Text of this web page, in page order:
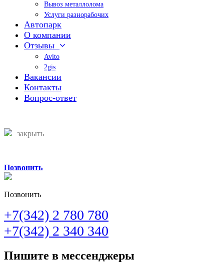
Вывоз металлолома
Услуги разнорабочих
Автопарк
О компании
Отзывы
Avito
2gis
Вакансии
Контакты
Вопрос-ответ
закрыть
Позвонить
Позвонить
+7(342) 2 780 780
+7(342) 2 340 340
Пишите в мессенджеры